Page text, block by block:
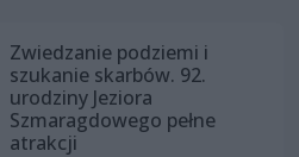
Zwiedzanie podziemi i
szukanie skarbów. 92.
urodziny Jeziora
Szmaragdowego pełne
atrakcji